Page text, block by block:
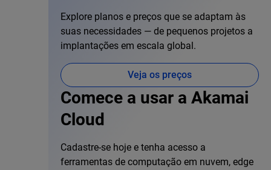
Explore planos e preços que se adaptam às
suas necessidades — de pequenos projetos a
implantações em escala global.
Veja os preços
Comece a usar a Akamai
Cloud
Cadastre-se hoje e tenha acesso a
ferramentas de computação em nuvem, edge